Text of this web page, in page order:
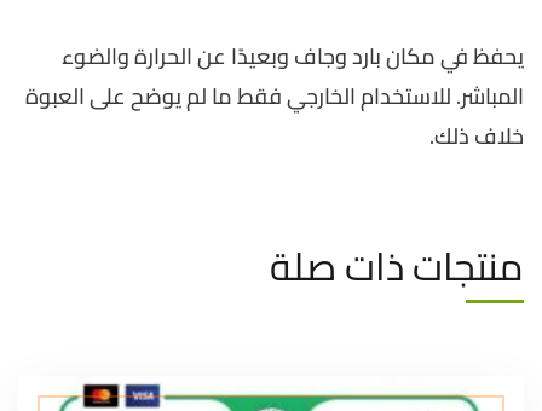
يحفظ في مكان بارد وجاف وبعيدًا عن الحرارة والضوء
المباشر. للاستخدام الخارجي فقط ما لم يوضح على العبوة
خلاف ذلك.
منتجات ذات صلة